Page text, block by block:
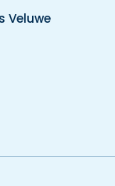
Veluwe